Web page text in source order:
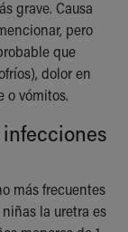
grave. Causa
pero
que
dolor en
o vómitos.
infecciones
más frecuentes
la uretra es